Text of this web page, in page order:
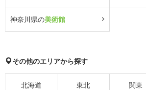
神奈川県の美術館
その他のエリアから探す
北海道 東北 関東